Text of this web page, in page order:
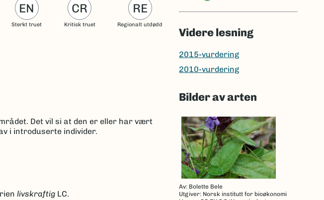
EN
Sterkt truet
CR
Kritisk truet
RE
Regionalt utdødd
Det vil si at den er eller har vært
i introduserte individer.
livskraftig LC.
Videre lesning
2015-vurdering
2010-vurdering
Bilder av arten
Av: Bolette Bele
Utgiver: Norsk institutt for bioøkonomi